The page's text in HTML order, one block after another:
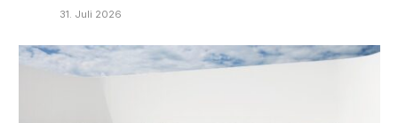
31. Juli 2026